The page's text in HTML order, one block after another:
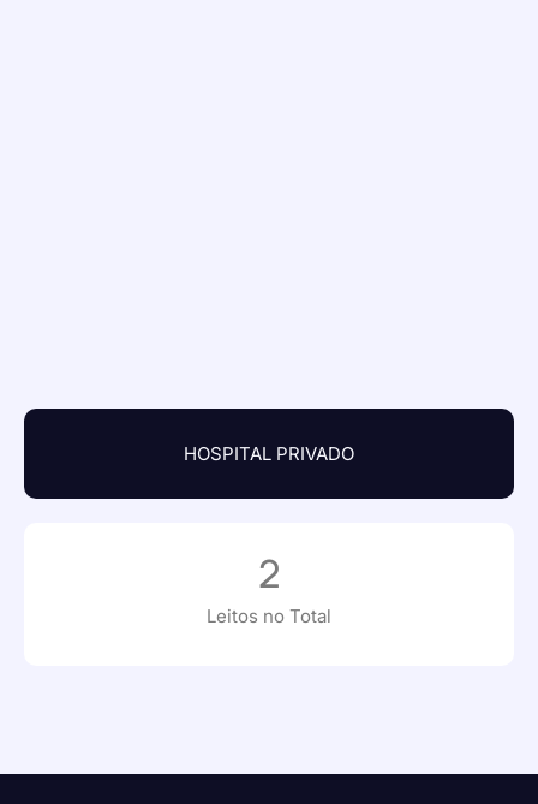
HOSPITAL PRIVADO
Leitos no Total
2